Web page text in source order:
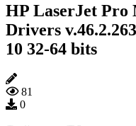
HP LaserJet Pro
Drivers
10 32-64 bits
81
0